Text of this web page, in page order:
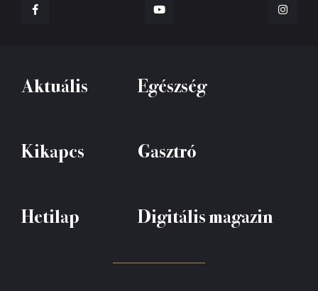
Aktuális Egészség
Kikapcs Gasztró
Hetilap Digitális magazin